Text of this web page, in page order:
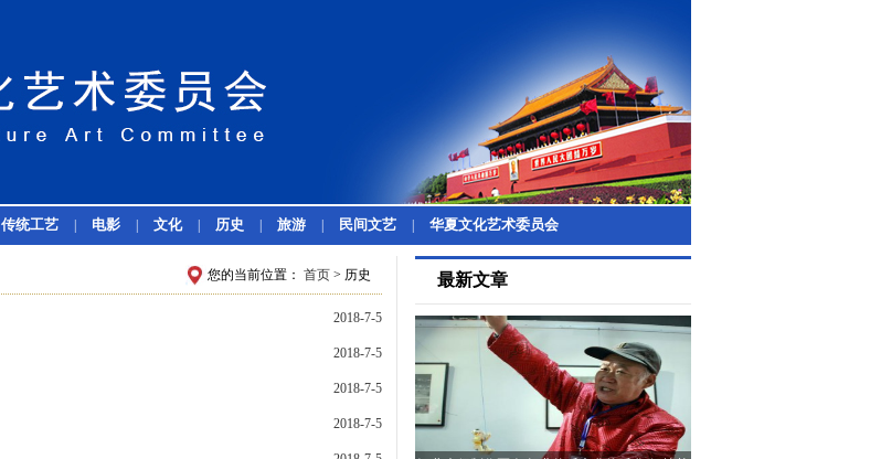
传统工艺 电影 文化 历史 旅游 民间文艺 华夏文化艺术委员会
您的当前位置： 首页 > 历史
2018-7-5
2018-7-5
2018-7-5
2018-7-5
最新文章